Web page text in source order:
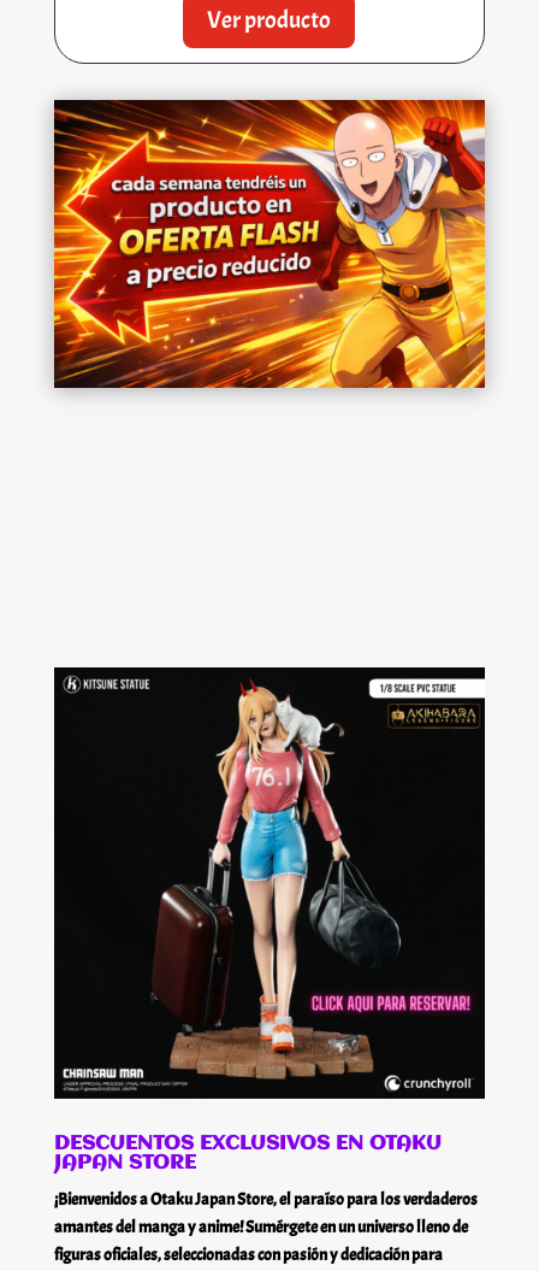
Ver producto
DESCUENTOS EXCLUSIVOS EN OTAKU
JAPAN STORE
¡Bienvenidos a Otaku Japan Store, el paraíso para los verdaderos
amantes del manga y anime! Sumérgete en un universo lleno de
figuras oficiales, seleccionadas con pasión y dedicación para